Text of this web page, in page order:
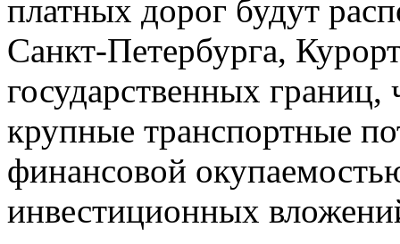
платных дорог будут
Санкт-Петербурга,
государственных границ,
крупные транспортные
финансовой
инвестиционных